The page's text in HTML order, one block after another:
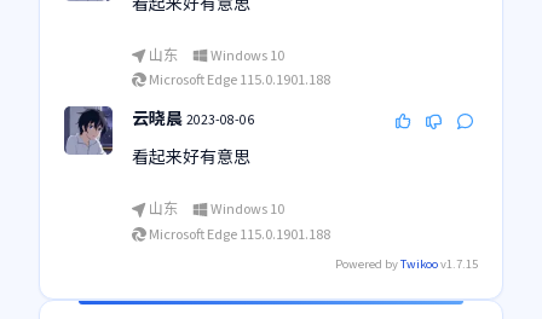
山东
Windows 10
Microsoft Edge 115.0.1901.188
云晓晨2023-08-06
看起来好有意思
山东
Windows 10
Microsoft Edge 115.0.1901.188
Powered byTwikoov1.7.15